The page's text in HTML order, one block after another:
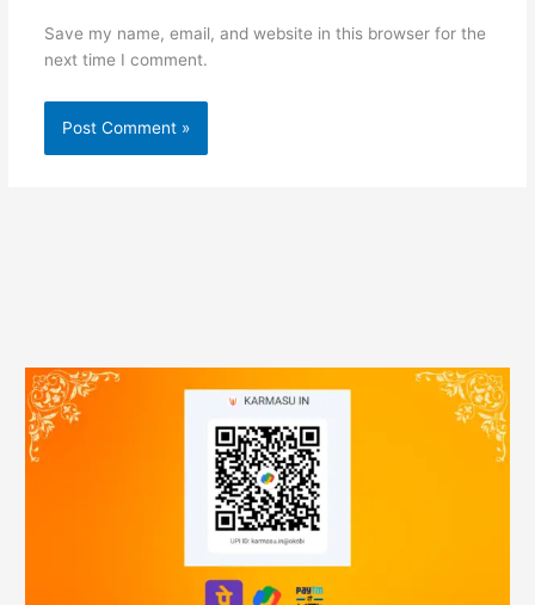
Save my name, email, and website in this browser for the
next time I comment.